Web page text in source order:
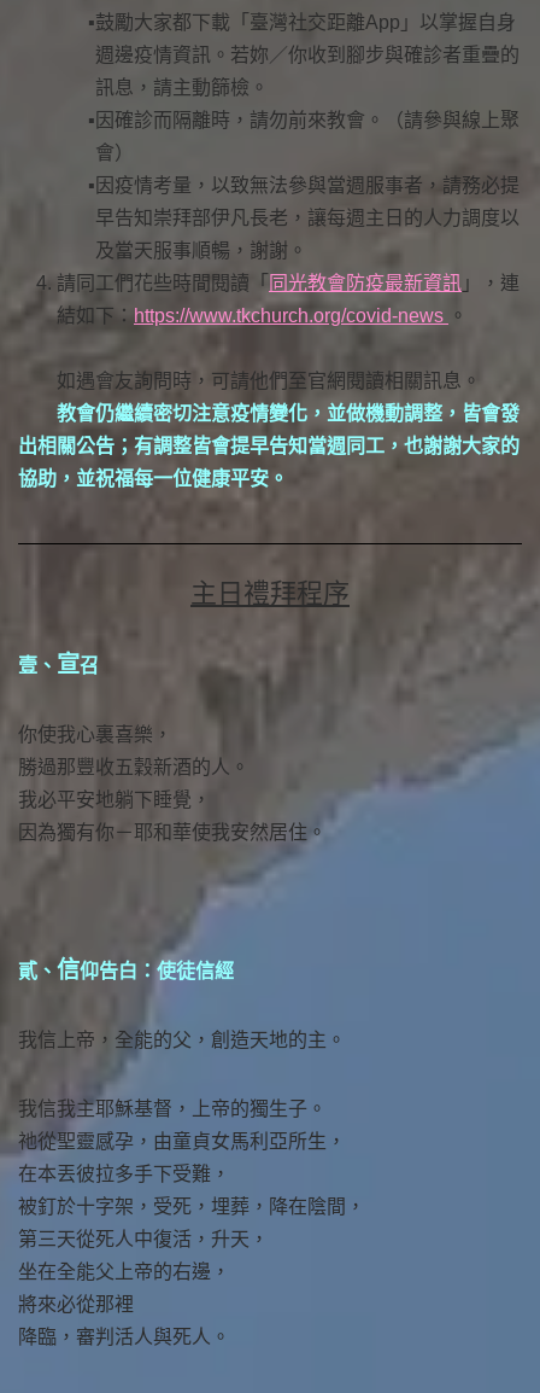
鼓勵大家都下載「臺灣社交距離App」以掌握自身
週邊疫情資訊。若妳／你收到腳步與確診者重疊的
訊息，請主動篩檢。
因確診而隔離時，請勿前來教會。（請參與線上聚
會）
因疫情考量，以致無法參與當週服事者，請務必提
早告知崇拜部伊凡長老，讓每週主日的人力調度以
及當天服事順暢，謝謝。
請同工們花些時間閱讀「 同光教會防疫最新資訊 」，連
結如下： https://www.tkchurch.org/covid-news 。
如遇會友詢問時，可請他們至官網閱讀相關訊息。
教會仍繼續密切注意疫情變化，並做機動調整，皆會發
出相關公告；有調整皆會提早告知當週同工，也謝謝大家的
協助，並祝福每一位健康平安。
主日禮拜程序
壹、 宣召
你使我心裏喜樂，
勝過那豐收五穀新酒的人。
我必平安地躺下睡覺，
因為獨有你－耶和華使我安然居住。
貳、 信仰告白：使徒信經
我信上帝，全能的父，創造天地的主。
我信我主耶穌基督，上帝的獨生子。
祂從聖靈感孕，由童貞女馬利亞所生，
在本丟彼拉多手下受難，
被釘於十字架，受死，埋葬，降在陰間，
第三天從死人中復活，升天，
坐在全能父上帝的右邊，
將來必從那裡
降臨，審判活人與死人。